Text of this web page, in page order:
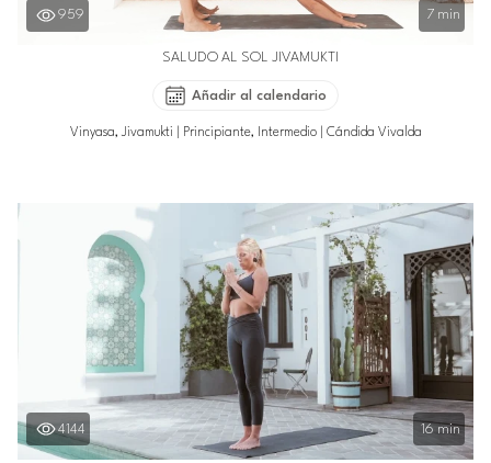
959 7 min
SALUDO AL SOL JIVAMUKTI
Añadir al calendario
Vinyasa, Jivamukti Principiante, Intermedio Cándida Vivalda
4144 16 min